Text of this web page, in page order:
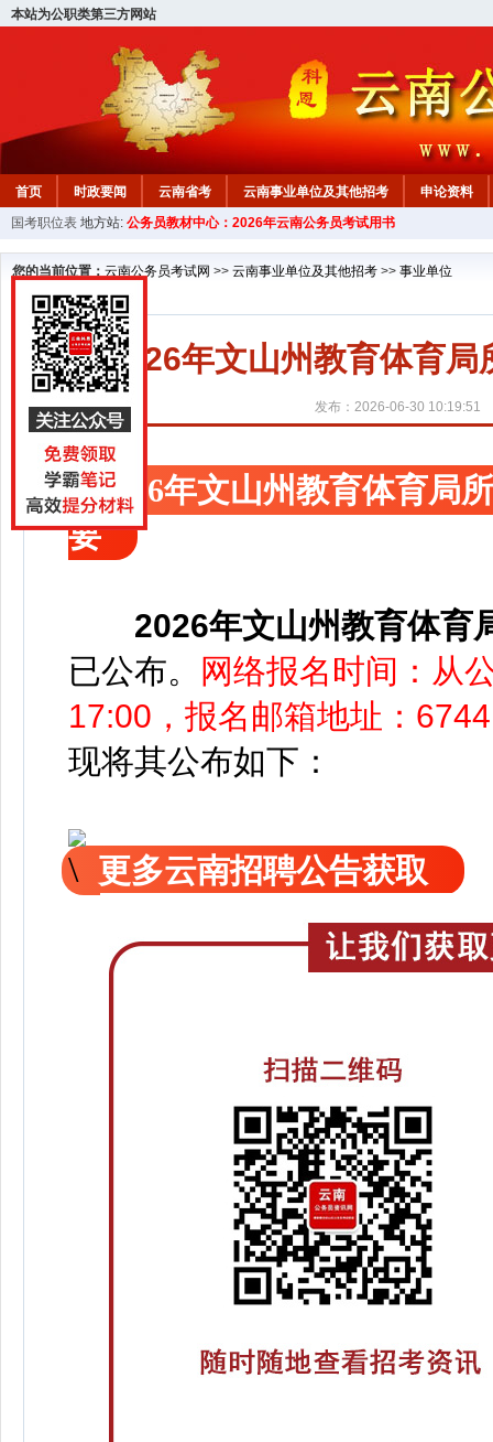
本站为公职类第三方网站
首页 时政要闻 云南省考 云南事业单位及其他招考
申论资料
国考职位表 地方站: 公务员教材中心：2026年云南公务员考试用书
您的当前位置： 云南公务员考试网 >> 云南事业单位及其他招考 >> 事业单位
2026年文山州教育体育
发布：2026-06-30 10:19:51
2026年文山州教育体育局
要
2026年文山州教育体育
已公布。
网络报名时间：从
17:00，报名邮箱地址：
现将其公布如下：
更多云南招聘公告获取